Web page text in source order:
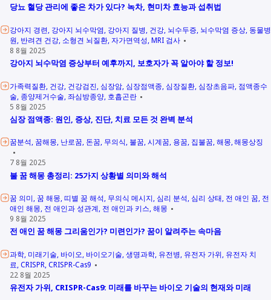
당뇨 혈당 관리에 좋은 차가 있다? 녹차, 현미차 효능과 섭취법
강아지 경련 강아지 뇌수막염 강아지 질병 건강 뇌수두증 뇌수막염 증상 동물병
원 반려견 건강 소형견 뇌질환 자가면역성 MRI 검사
8 8월 2025
강아지 뇌수막염 증상부터 예후까지, 보호자가 꼭 알아야 할 정보!
가족력질환 건강 건강검진 심장암 심장점액종 심장질환 심장초음파 점액종수
술 종양제거수술 좌심방종양 호흡곤란
5 8월 2025
심장 점액종: 원인, 증상, 진단, 치료 모든 것 완벽 분석
꿈분석 꿈해몽 난로꿈 돈꿈 무의식 불꿈 시계꿈 용꿈 집불꿈 해몽 해몽상징
7 8월 2025
불 꿈 해몽 총정리: 25가지 상황별 의미와 해석
꿈 의미 꿈 해몽 띠별 꿈 해석 무의식 메시지 심리 분석 심리 상태 전 애인 꿈 전
애인 해몽 전 애인과 성관계 전 애인과 키스 해몽
9 8월 2025
전 애인 꿈 해몽 그리움인가? 미련인가? 꿈이 알려주는 속마음
과학 미래기술 바이오 바이오기술 생명과학 유전병 유전자 가위 유전자 치
료 CRISPR CRISPR-Cas9
22 8월 2025
유전자 가위, CRISPR-Cas9: 미래를 바꾸는 바이오 기술의 현재와 미래